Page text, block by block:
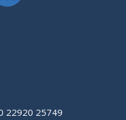
22920 25749